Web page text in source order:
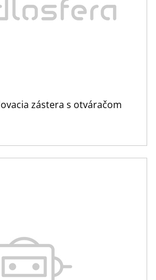
zástera s otváračom